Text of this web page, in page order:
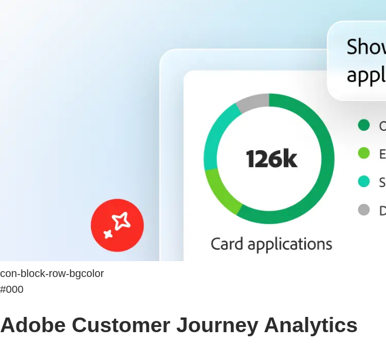
con-block-row-bgcolor
#000
Adobe Customer Journey Analytics